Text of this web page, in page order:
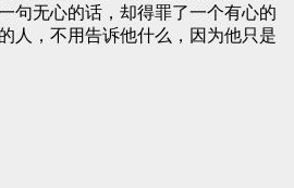
句无心的话，却得罪了一个有心的
人，不用告诉他什么，因为他只是